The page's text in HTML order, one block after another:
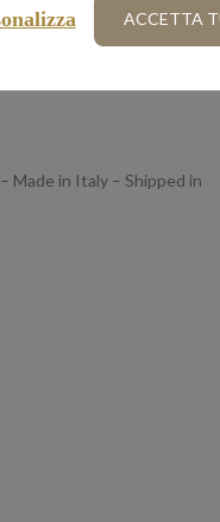
Stones collection,
be accompanied by the
Made in Italy – Shipped in
ACCETTA